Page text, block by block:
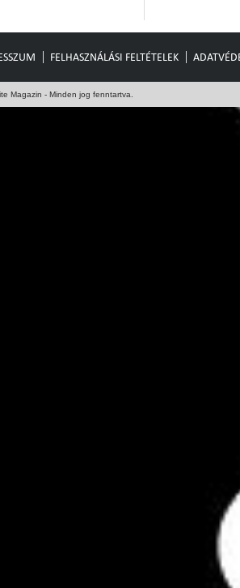
FELHASZNÁLÁSI FELTÉTELEK
Magazin - Minden jog fenntartva.